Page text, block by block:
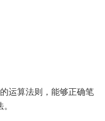
运算法则，能够正确笔